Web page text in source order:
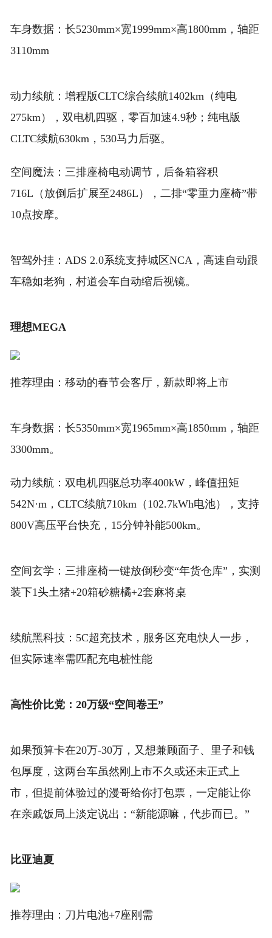
车身数据：长5230mm×宽1999mm×高1800mm，轴距
3110mm
动力续航：增程版CLTC综合续航1402km（纯电
275km），双电机四驱，零百加速4.9秒；纯电版
CLTC续航630km，530马力后驱。
空间魔法：三排座椅电动调节，后备箱容积
716L（放倒后扩展至2486L），二排“零重力座椅”带
10点按摩。
智驾外挂：ADS 2.0系统支持城区NCA，高速自动跟
车稳如老狗，村道会车自动缩后视镜。
理想MEGA
推荐理由：移动的春节会客厅，新款即将上市
车身数据：长5350mm×宽1965mm×高1850mm，轴距
3300mm。
动力续航：双电机四驱总功率400kW，峰值扭矩
542N·m，CLTC续航710km（102.7kWh电池），支持
800V高压平台快充，15分钟补能500km。
空间玄学：三排座椅一键放倒秒变“年货仓库”，实测
装下1头土猪+20箱砂糖橘+2套麻将桌
续航黑科技：5C超充技术，服务区充电快人一步，
但实际速率需匹配充电桩性能
高性价比党：20万级“空间卷王”
如果预算卡在20万-30万，又想兼顾面子、里子和钱
包厚度，这两台车虽然刚上市不久或还未正式上
市，但提前体验过的漫哥给你打包票，一定能让你
在亲戚饭局上淡定说出：“新能源嘛，代步而已。”
比亚迪夏
推荐理由：刀片电池+7座刚需